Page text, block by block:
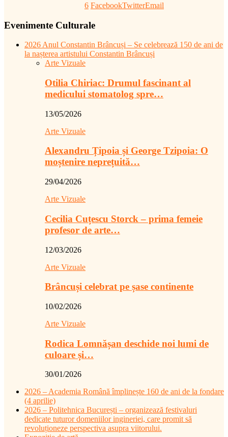
6 FacebookTwitterEmail
Evenimente Culturale
2026 Anul Constantin Brâncuși – Se celebrează 150 de ani de
la nașterea artistului Constantin Brâncuși
Arte Vizuale
Otilia Chiriac: Drumul fascinant al
medicului stomatolog spre…
13/05/2026
Arte Vizuale
Alexandru Țipoia și George Tzipoia: O
moștenire neprețuită…
29/04/2026
Arte Vizuale
Cecilia Cuțescu Storck – prima femeie
profesor de arte…
12/03/2026
Arte Vizuale
Brâncuși celebrat pe șase continente
10/02/2026
Arte Vizuale
Rodica Lomnășan deschide noi lumi de
culoare și…
30/01/2026
2026 – Academia Română împlinește 160 de ani de la fondare
(4 aprilie)
2026 – Politehnica București – organizează festivaluri
dedicate tuturor domeniilor ingineriei, care promit să
revoluționeze perspectiva asupra viitorului.